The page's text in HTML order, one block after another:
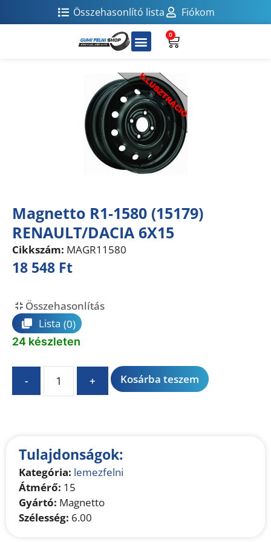
Összehasonlító lista Fiókom
0
Magnetto R1-1580 (15179)
RENAULT/DACIA 6X15
Cikkszám: MAGR11580
18 548 Ft
Összehasonlítás
Lista (0)
24 készleten
- + Kosárba teszem
Tulajdonságok:
Kategória: lemezfelni
Átmérő: 15
Gyártó: Magnetto
Szélesség: 6.00